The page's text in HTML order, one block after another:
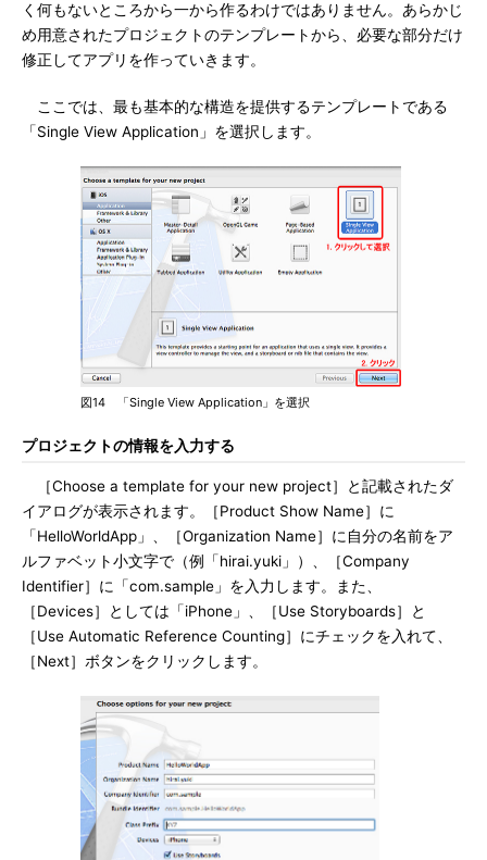
く何もないところから一から作るわけではありません。あらかじ
め用意されたプロジェクトのテンプレートから、必要な部分だけ
修正してアプリを作っていきます。
ここでは、最も基本的な構造を提供するテンプレートである
「Single View Application」を選択します。
図14 「Single View Application」を選択
プロジェクトの情報を入力する
［Choose a template for your new project］と記載されたダ
イアログが表示されます。［Product Show Name］に
「HelloWorldApp」、［Organization Name］に自分の名前をア
ルファベット小文字で（例「hirai.yuki」）、［Company
Identifier］に「com.sample」を入力します。また、
［Devices］としては「iPhone」、［Use Storyboards］と
［Use Automatic Reference Counting］にチェックを入れて、
［Next］ボタンをクリックします。